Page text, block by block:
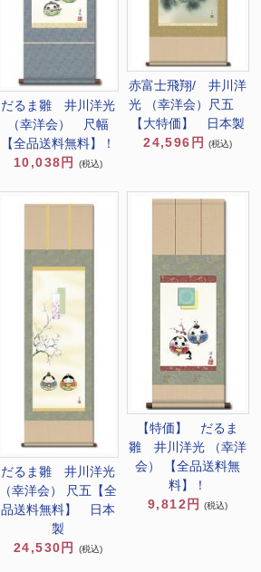
だるま雛 井川洋光
（幸洋会） 尺幅
【全品送料無料】！
10,038円
(税込)
赤富士飛翔/ 井川洋
光 （幸洋会）尺五
【大特価】 日本製
24,596円 (税込)
だるま雛 井川洋光
（幸洋会） 尺五【全
品送料無料】 日本
製
24,530円
(税込)
【特価】 だるま
雛 井川洋光 （幸洋
会） 【全品送料無
料】！
9,812円
(税込)